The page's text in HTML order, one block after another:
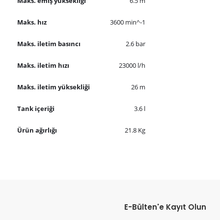
Maks. hız 3600 min^-1
Maks. iletim basıncı 2.6 bar
Maks. iletim hızı 23000 l/h
Maks. iletim yüksekliği 26 m
Tank içeriği 3.6 l
Ürün ağırlığı 21.8 Kg
Ürün resmi kalitesiz, bozuk veya görüntülenemiyor.
E-Bülten'e Kayıt Olun